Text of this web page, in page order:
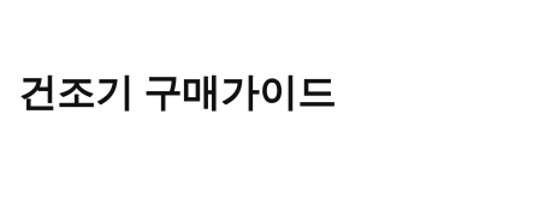
건조기 구매가이드